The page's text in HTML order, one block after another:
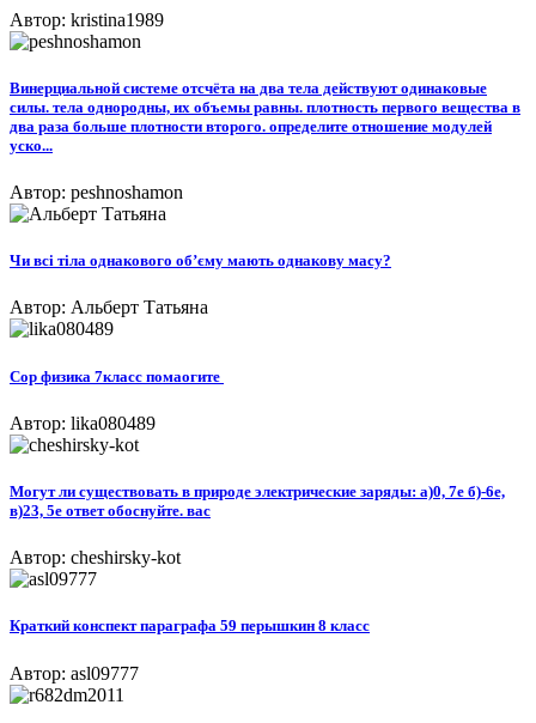
Автор: kristina1989
Винерциальной системе отсчёта на два тела действуют одинаковые
силы. тела однородны, их объемы равны. плотность первого вещества в
два раза больше плотности второго. определите отношение модулей
уско...
Автор: peshnoshamon
Чи всі тіла однакового об’єму мають однакову масу?
Автор: Альберт Татьяна
Сор физика 7класс помаогите ​
Автор: lika080489
Могут ли существовать в природе электрические заряды: а)0, 7е б)-6е,
в)23, 5е ответ обоснуйте. вас
Автор: cheshirsky-kot
Краткий конспект параграфа 59 перышкин 8 класс
Автор: asl09777